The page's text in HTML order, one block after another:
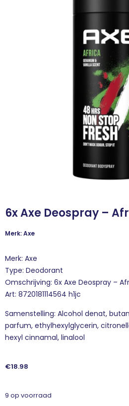
6x Axe Deospray –
Merk: Axe
Merk: Axe
Type: Deodorant
Omschrijving: 6x Axe Deospray –
Art: 8720181114564 h1jc
Samenstelling: Alcohol denat,
parfum, ethylhexylglycerin,
hexyl cinnamal, linalool
€18.98
9 op voorraad